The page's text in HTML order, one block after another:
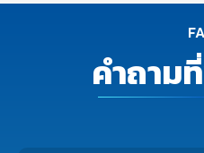
คำถาม